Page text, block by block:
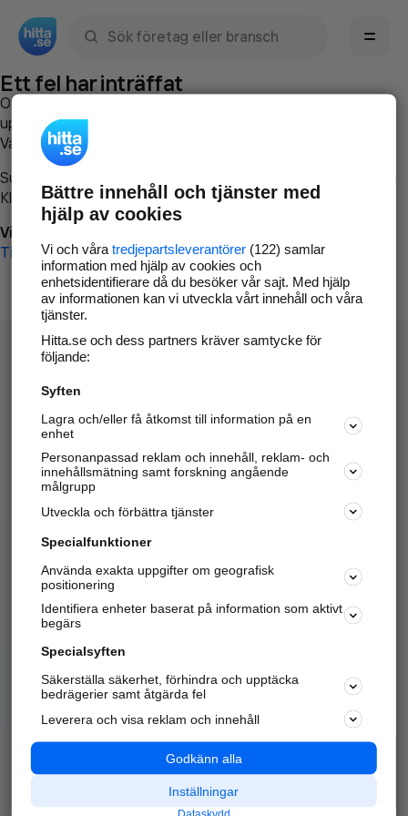
Ett fel har inträffat
Om du vill kan du
uppstod så att vi lättare och snabbare kan avhjälpa det.
Vänligen försök med följande:
Surfa till
Klicka påTillbaka-knappen i webbläsaren och försök igen
Vi beklagar besväret!
Till startsidan
Hitta.se - Gratis nummerupplysning.
Sök företag, personer och platser.
Hitta telefonnummer, adresser, företagsinfo mm.
Marknadsför företaget
Kom igång och annonsera mot
samarbetspartners nära dig.
Alla kategorier
Populära sökningar
API & Kartor
Annonsera
Integritet
Nödnummer
Bättre innehåll och tjänster med
hjälp av cookies
Vi och våra tredjepartsleverantörer(122) samlar
information med hjälp av cookies och
enhetsidentifierare då du besöker vår sajt. Med hjälp
av informationen kan vi utveckla vårt innehåll och våra
tjänster.
Hitta.se och dess partners kräver samtycke för
följande:
Syften
Lagra och/eller få åtkomst till information på en
enhet
Personanpassad reklam och innehåll, reklam- och
innehållsmätning samt forskning angående
målgrupp
Utveckla och förbättra tjänster
Specialfunktioner
Använda exakta uppgifter om geografisk
positionering
Identifiera enheter baserat på information som aktivt
begärs
Specialsyften
Säkerställa säkerhet, förhindra och upptäcka
bedrägerier samt åtgärda fel
Leverera och visa reklam och innehåll
Godkänn alla
Inställningar
Dataskydd